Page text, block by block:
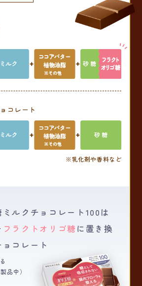
コレート
※乳化剤や香料など
ルクチョコレート100は
フラクトオリゴ糖 に置き換
ョコレート
品中）